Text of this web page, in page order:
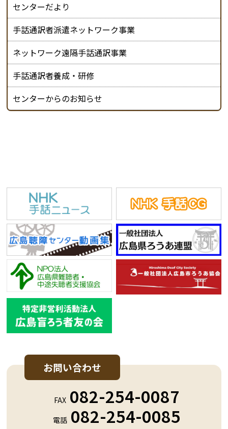
センターだより
手話通訳者派遣ネットワーク事業
ネットワーク遠隔手話通訳事業
手話通訳者養成・研修
センターからのお知らせ
お問い合わせ
FAX 082-254-0087
電話 082-254-0085